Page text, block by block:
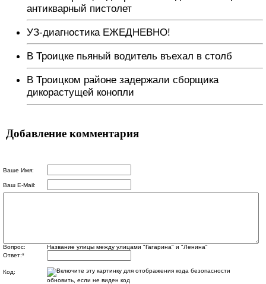
антикварный пистолет
УЗ-диагностика ЕЖЕДНЕВНО!
В Троицке пьяный водитель въехал в столб
В Троицком районе задержали сборщика
дикорастущей конопли
Добавление комментария
Ваше Имя:
Ваш E-Mail:
Вопрос:
Название улицы между улицами "Гагарина" и "Ленина"
Ответ:*
Код:
обновить, если не виден код